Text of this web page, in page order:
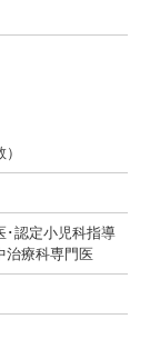
･認定小児科指導
治療科専門医